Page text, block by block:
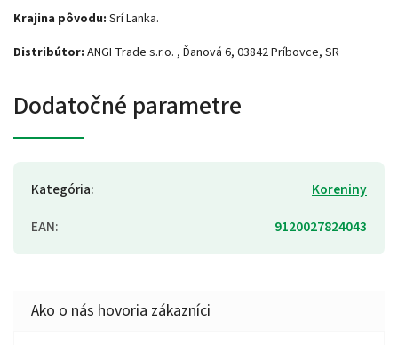
Krajina pôvodu: Srí Lanka.
Distribútor: ANGI Trade s.r.o. , Ďanová 6, 03842 Príbovce, SR
Dodatočné parametre
Kategória:
Koreniny
EAN: 9120027824043